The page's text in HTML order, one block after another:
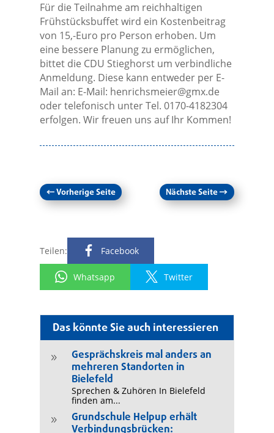
Das könnte Sie auch interessieren
9
Gesprächskreis mal anders an
mehreren Standorten in
Bielefeld
Sprechen & Zuhören In Bielefeld
finden am...
9
Grundschule Helpup erhält
Verbindungsbrücken:
Für die Teilnahme am reichhaltigen
Frühstücksbuffet wird ein Kostenbeitrag
von 15,-Euro pro Person erhoben. Um
eine bessere Planung zu ermöglichen,
bittet die CDU Stieghorst um verbindliche
Anmeldung. Diese kann entweder per E-
Mail an: E-Mail: henrichsmeier@gmx.de
oder telefonisch unter Tel. 0170-4182304
erfolgen. Wir freuen uns auf Ihr Kommen!
←Vorherige Seite Nächste Seite→
Teilen: Facebook
Whatsapp Twitter